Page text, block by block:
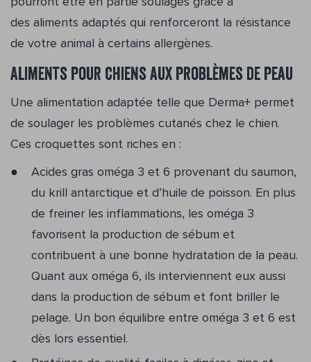
des aliments adaptés qui renforceront la résistance
de votre animal à certains allergènes.
Aliments pour chiens aux problèmes de peau
Une alimentation adaptée telle que Derma+ permet
de soulager les problèmes cutanés chez le chien.
Ces croquettes sont riches en :
Acides gras oméga 3 et 6 provenant du saumon,
du krill antarctique et d’huile de poisson. En plus
de freiner les inflammations, les oméga 3
favorisent la production de sébum et
contribuent à une bonne hydratation de la peau.
Quant aux oméga 6, ils interviennent eux aussi
dans la production de sébum et font briller le
pelage. Un bon équilibre entre oméga 3 et 6 est
dès lors essentiel.